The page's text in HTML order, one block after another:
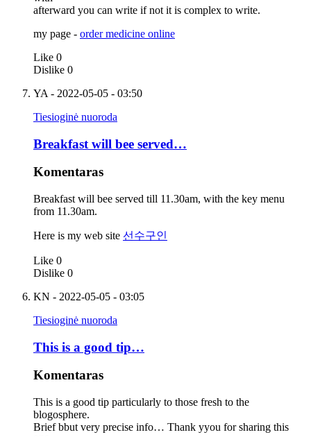
afterward you can write if not it is complex to write.
my page - order medicine online
Like 0
Dislike 0
YA - 2022-05-05 - 03:50
Tiesioginė nuoroda
Breakfast will bee served…
Komentaras
Breakfast will bee served till 11.30am, with the key menu
from 11.30am.
Here is my web site 선수구인
Like 0
Dislike 0
KN - 2022-05-05 - 03:05
Tiesioginė nuoroda
This is a good tip…
Komentaras
This is a good tip particularly to those fresh to the
blogosphere.
Brief bbut very precise info… Thank yyou for sharing this